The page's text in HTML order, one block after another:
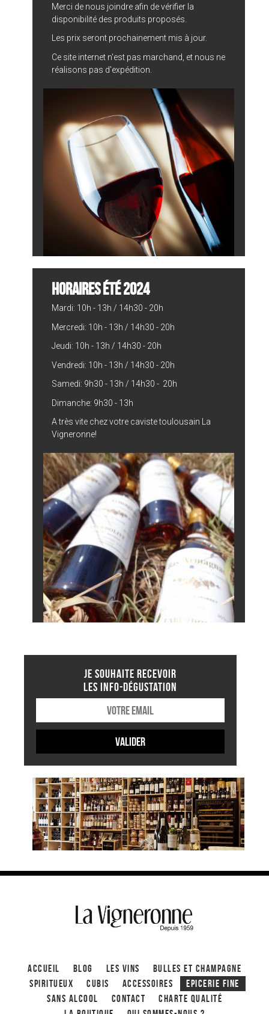
Merci de nous joindre afin de vérifier la
disponibilité des produits proposés.
Les prix seront prochainement mis à jour.
Ce site internet n'est pas marchand, et nous ne
réalisons pas d'expédition.
HORAIRES ÉTÉ 2024
Mardi: 10h - 13h / 14h30 - 20h
Mercredi: 10h - 13h / 14h30 - 20h
Jeudi: 10h - 13h / 14h30 - 20h
Vendredi: 10h - 13h / 14h30 - 20h
Samedi: 9h30 - 13h / 14h30 - 20h
Dimanche: 9h30 - 13h
A très vite chez votre caviste toulousain La
Vigneronne!
JE SOUHAITE RECEVOIR
LES INFO-DÉGUSTATION
ACCUEIL Blog Les Vins
Bulles et Champagne
Spiritueux
CUBIS ACCESSOIRES
Epicerie fine
Sans alcool
Contact
Charte qualité